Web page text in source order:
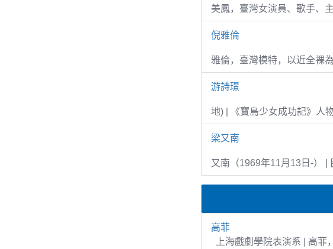
美鳳，臺灣女演員、歌手、
倪雅倫
雅倫，臺灣模特，以近全裸
游詩璟
地) | 《寶島少女成功記》人
梁又南
又南（1969年11月13日-） |
高菲
上海戲劇學院表演系 | 高菲